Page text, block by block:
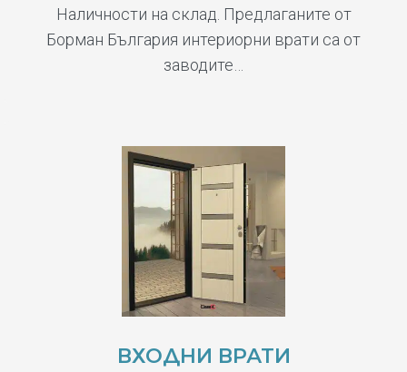
Наличности на склад. Предлаганите от
Борман България интериорни врати са от
заводите…
ВХОДНИ ВРАТИ